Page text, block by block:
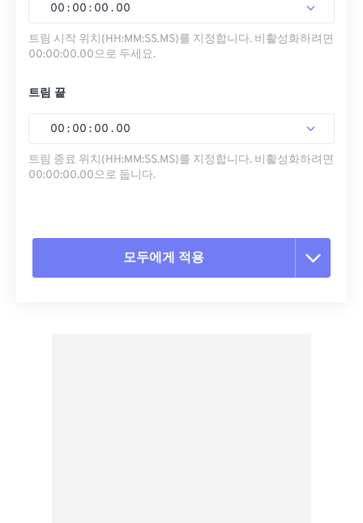
00 : 00 : 00 . 00
트림 시작 위치(HH:MM:SS.MS)를 지정합니다. 비활성화하려면
00:00:00.00으로 두세요.
트림 끝
00 : 00 : 00 . 00
트림 종료 위치(HH:MM:SS.MS)를 지정합니다. 비활성화하려면
00:00:00.00으로 둡니다.
모두에게 적용